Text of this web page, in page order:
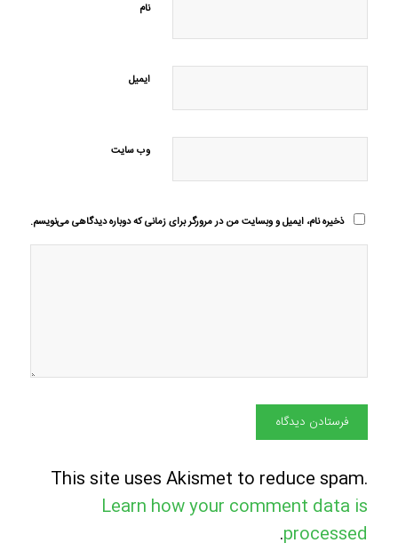
نام
ایمیل
وب‌ سایت
ذخیره نام، ایمیل و وبسایت من در مرورگر برای زمانی که دوباره دیدگاهی می‌نویسم.
This site uses Akismet to reduce spam.
Learn how your comment data is
processed
.